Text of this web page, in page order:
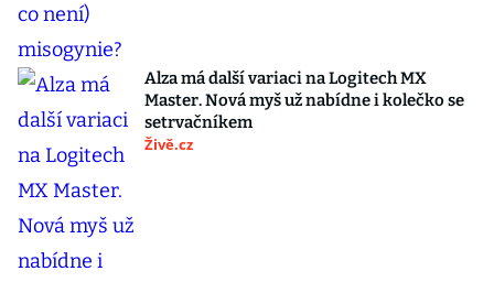
Alza má další variaci na Logitech MX
Master. Nová myš už nabídne i kolečko se
setrvačníkem
Živě.cz